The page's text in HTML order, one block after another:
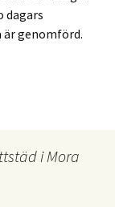
dagars
genomförd.
i Mora